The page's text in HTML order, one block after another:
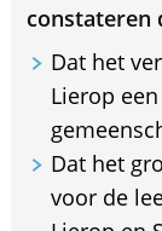
constateren
Dat het
Lierop
Dat het
voor de